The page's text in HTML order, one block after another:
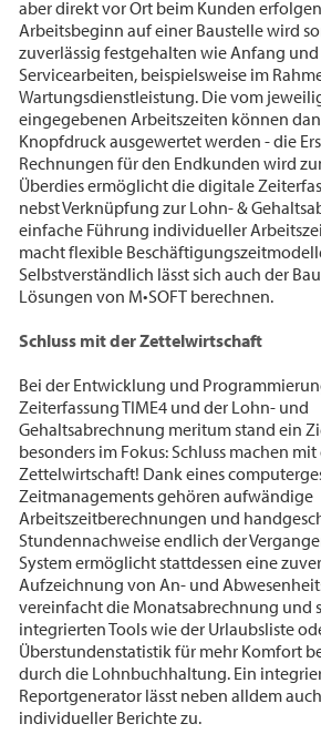
aber direkt vor Ort beim Kunden
Arbeitsbeginn auf einer Baustelle wird
zuverlässig festgehalten wie Anfang
Servicearbeiten, beispielsweise im
Wartungsdienstleistung. Die vom
eingegebenen Arbeitszeiten können
Knopfdruck ausgewertet werden - die
Rechnungen für den Endkunden wird
Überdies ermöglicht die digitale
nebst Verknüpfung zur Lohn- &
einfache Führung individueller
macht flexible
Selbstverständlich lässt sich auch der
Lösungen von M•SOFT berechnen.
Schluss mit der Zettelwirtschaft
Bei der Entwicklung und
Zeiterfassung TIME4 und der Lohn- und
Gehaltsabrechnung meritum stand ein
besonders im Fokus: Schluss machen mit
Zettelwirtschaft! Dank eines
Zeitmanagements gehören aufwändige
Arbeitszeitberechnungen und
Stundennachweise endlich der
System ermöglicht stattdessen eine
Aufzeichnung von An- und
vereinfacht die Monatsabrechnung und
integrierten Tools wie der Urlaubsliste
Überstundenstatistik für mehr Komfort
durch die Lohnbuchhaltung. Ein
Reportgenerator lässt neben alldem
individueller Berichte zu.